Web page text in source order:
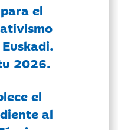
el
2026.
el
al